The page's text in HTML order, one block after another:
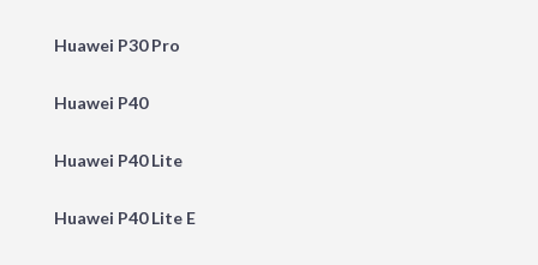
Huawei P30 Pro
Huawei P40
Huawei P40 Lite
Huawei P40 Lite E